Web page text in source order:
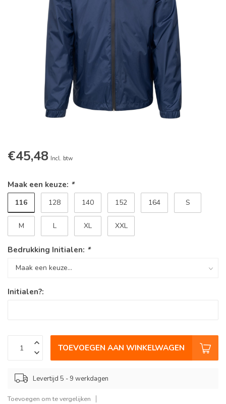
€45,48 Incl. btw
Maak een keuze: *
116 128 140 152 164 S
M L XL XXL
Bedrukking Initialen: *
Initialen?:
TOEVOEGEN AAN WINKELWAGEN
Levertijd 5 - 9 werkdagen
Toevoegen om te vergelijken